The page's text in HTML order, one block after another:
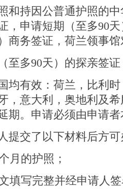
和持因公普通护照的
，申请短期（至多90
商务签证，荷兰领事
至多90天）的探亲签证
均有效：荷兰，比利
，意大利，奥地利及
期。申请必须由申请
提交了以下材料后方
月的护照；
填写完整并经申请人